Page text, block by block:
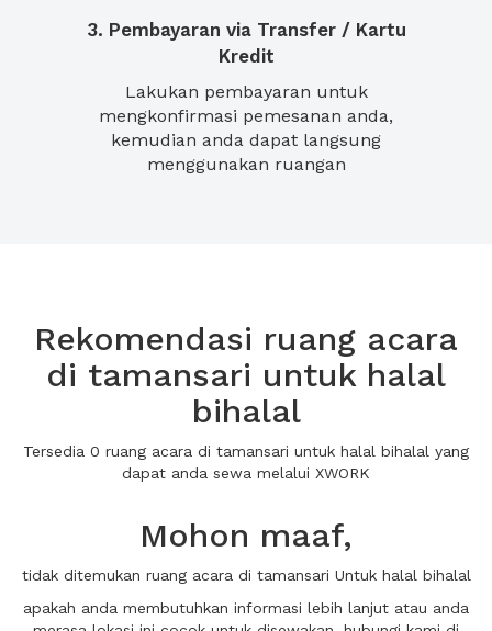
3. Pembayaran via Transfer / Kartu
Kredit
Lakukan pembayaran untuk
mengkonfirmasi pemesanan anda,
kemudian anda dapat langsung
menggunakan ruangan
Rekomendasi ruang acara
di tamansari untuk halal
bihalal
Tersedia 0 ruang acara di tamansari untuk halal bihalal yang
dapat anda sewa melalui XWORK
Mohon maaf,
tidak ditemukan ruang acara di tamansari Untuk halal bihalal
apakah anda membutuhkan informasi lebih lanjut atau anda